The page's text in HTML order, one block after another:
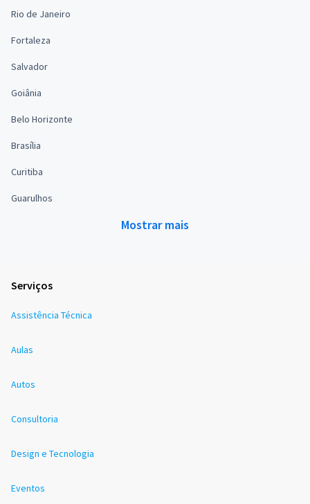
Rio de Janeiro
Fortaleza
Salvador
Goiânia
Belo Horizonte
Brasília
Curitiba
Guarulhos
Mostrar mais
Serviços
Assistência Técnica
Aulas
Autos
Consultoria
Design e Tecnologia
Eventos